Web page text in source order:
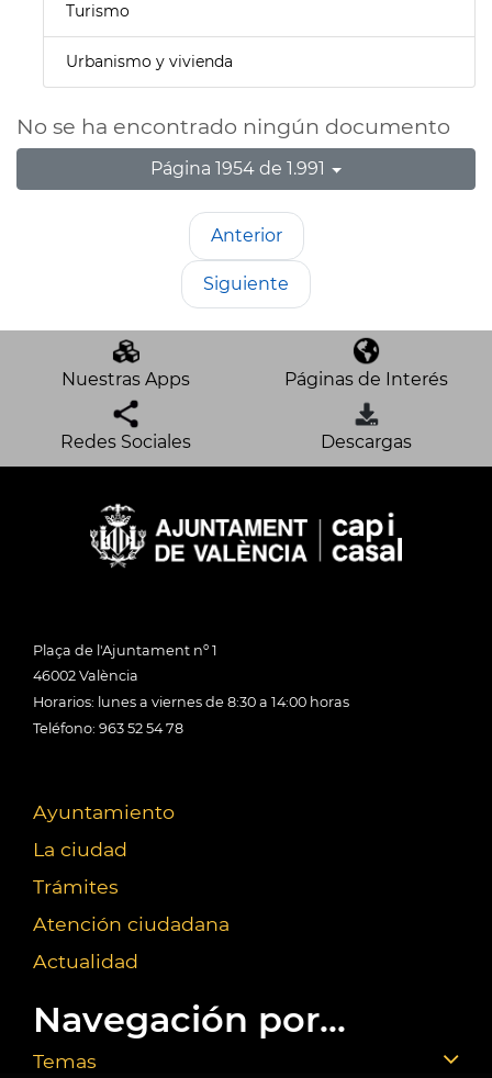
Turismo
Urbanismo y vivienda
No se ha encontrado ningún documento
Página 1954 de 1.991
Anterior
Siguiente
Nuestras Apps Páginas de Interés
Redes Sociales Descargas
Plaça de l'Ajuntament nº 1
46002 València
Horarios: lunes a viernes de 8:30 a 14:00 horas
Teléfono: 963 52 54 78
Ayuntamiento
La ciudad
Trámites
Atención ciudadana
Actualidad
Navegación por...
Temas